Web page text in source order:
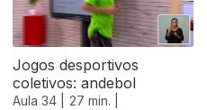
Jogos desportivos
coletivos: andebol
Aula 34 |
27 min. |